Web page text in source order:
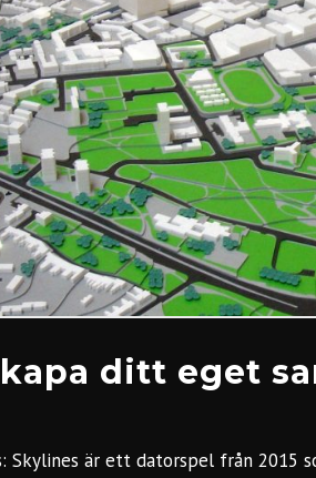
ditt eget
Skylines är ett datorspel från 2015